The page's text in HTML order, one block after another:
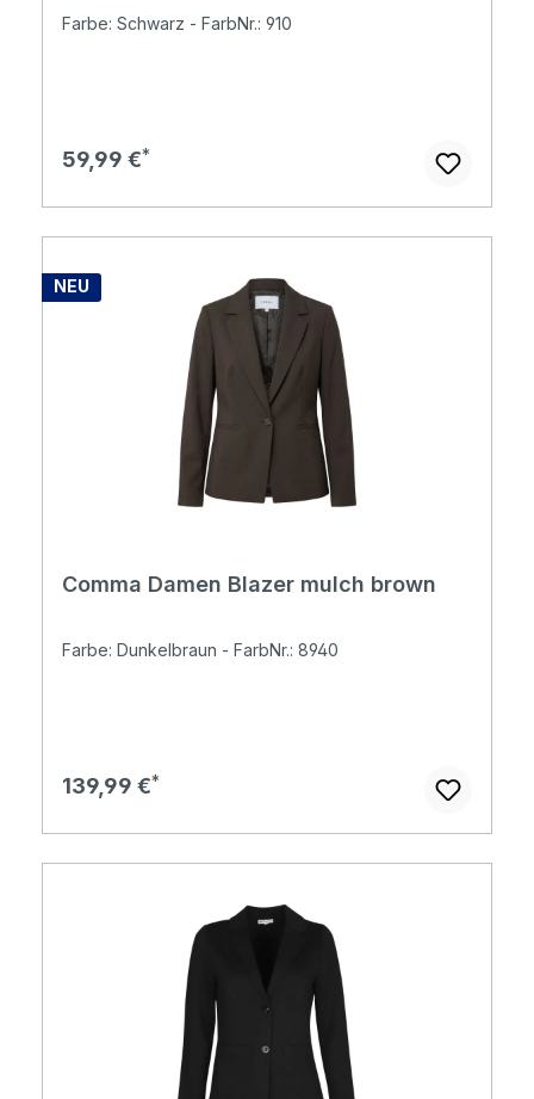
Farbe: Schwarz - FarbNr.: 910
Regulärer Preis:
59,99 €
NEU
Comma Damen Blazer mulch brown
Farbe: Dunkelbraun - FarbNr.: 8940
Regulärer Preis:
139,99 €